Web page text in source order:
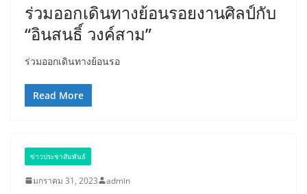
ร่วมออกเดินทางย้อนรอยงานศิลป์กับ
“อินสนธิ์ วงค์สาม”
ร่วมออกเดินทางย้อนรอ
Read More
ข่าวประชาสัมพันธ์
มกราคม 31, 2023 admin